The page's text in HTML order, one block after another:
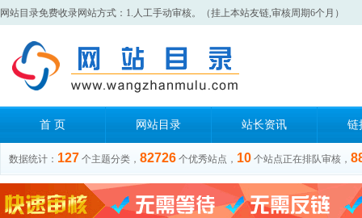
网站目录免费收录网站方式：1.人工手动审核。（挂上本站友链,审核周期6个月）
首 页 网站目录 站长资讯 链
数据统计： 127 个主题分类， 82726 个优秀站点， 10 个站点正在排队审核，